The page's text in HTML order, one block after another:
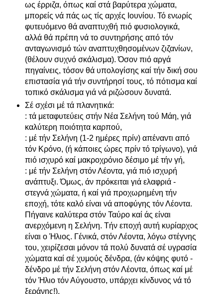
ως έρριζα, όπως καί στά βαρύτερα χώματα,
μπορείς νά πάς ως τίς αρχές Ιουνίου. Τό ενωρίς
φυτευόμενο θά αναπτυχθή πιό φυσιολογικά,
αλλά θά πρέπη νά το συντηρήσης από τόν
ανταγωνισμό τών αναπτυχθησομένων ζιζανίων,
(θέλουν συχνό σκάλισμα). Όσον πιό αργά
πηγαίνεις, τόσον θά υπολογίσης καί τήν δική σου
επιστασία γιά τήν συντήρησί τους, τό πότισμα καί
τοπικό σκάλισμα γιά νά ριζώσουν δυνατά.
Σέ σχέσι μέ τά πλανητικά:
: τά μεταφυτεύεις στήν Νέα Σελήνη τού Μάη, γιά
καλύτερη ποιότητα καρπού,
: μέ τήν Σελήνη (1-2 ημέρες πρίν) απέναντι από
τόν Κρόνο, (ή κάποιες ώρες πρίν τό τρίγωνο), γιά
πιό ισχυρό καί μακροχρόνιο δέσιμο μέ τήν γή,
: μέ τήν Σελήνη στόν Λέοντα, γιά πιό ισχυρή
ανάπτυξι. Όμως, άν πρόκειται γιά ελαφριά -
στεγνά χώματα, ή καί γιά προχωρημένη τήν
εποχή, τότε καλό είναι νά αποφύγης τόν Λέοντα.
Πήγαινε καλύτερα στόν Ταύρο καί άς είναι
ανερχόμενη η Σελήνη. Τήν εποχή αυτή κυρίαρχος
είναι ο Ήλιος. Γένικά, στόν Λέοντα, λόγω στέγνης
του, χειρίζεσαι μόνον τά πολύ δυνατά σέ υγρασία
χώματα καί σέ χυμούς δένδρα, (άν κόψης φυτό -
δένδρο μέ τήν Σελήνη στόν Λέοντα, όπως καί μέ
τόν Ήλιο τόν Αύγουστο, υπάρχει κίνδυνος νά τό
ξεράνης!),